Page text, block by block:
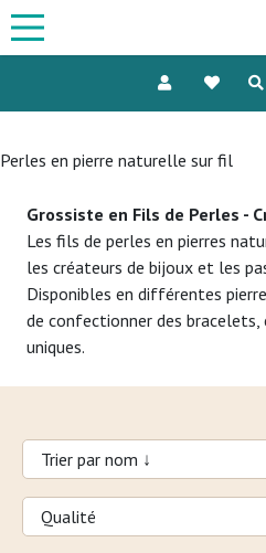
Perles en pierre naturelle sur fil
Grossiste en Fils de Perles -
Les fils de perles en pierres
les créateurs de bijoux et les
Disponibles en différentes
de confectionner des bracelets,
uniques.